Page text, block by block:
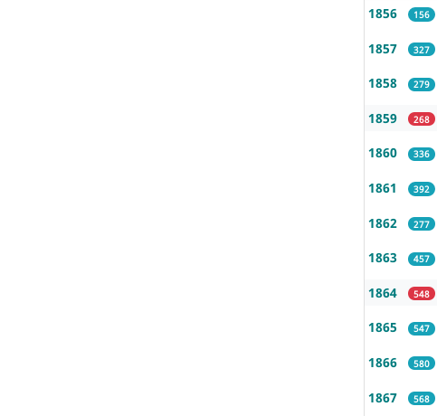
1856 156
1857 327
1858 279
1859 268
1860 336
1861 392
1862 277
1863 457
1864 548
1865 547
1866 580
1867 568